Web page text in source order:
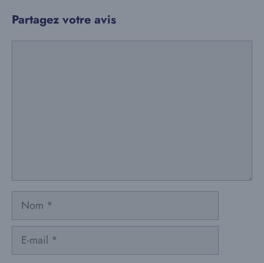
Partagez votre avis
Nom
mail